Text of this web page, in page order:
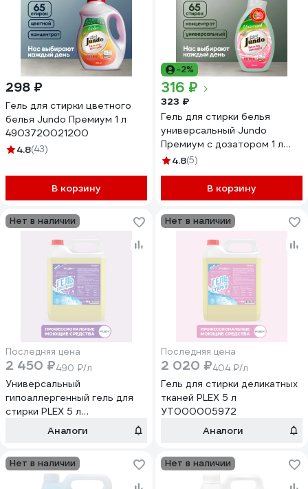
298 ₽
Гель для стирки цветного
белья Jundo Премиум 1 л
4903720021200
4.8(43)
В корзину
-2%
316 ₽
323 ₽
Гель для стирки белья
универсальный Jundo
Премиум с дозатором 1 л
4903720020340
4.8(5)
В корзину
Нет в наличии
Последняя цена
2 450 ₽490 ₽/л
Универсальный
гипоаллергенный гель для
стирки PLEX 5 л
УТ000005976
Аналоги
Нет в наличии
Последняя цена
2 020 ₽404 ₽/л
Гель для стирки деликатных
тканей PLEX 5 л
УТ000005972
Аналоги
Нет в наличии Нет в наличии